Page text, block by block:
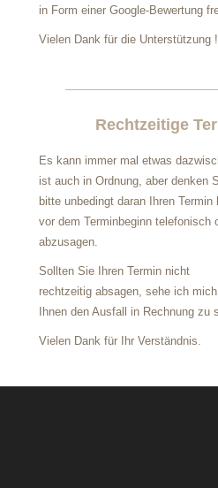
in Form einer Google-Bewertung
Vielen Dank für die Unterstützung !
Rechtzeitige
Es kann immer mal etwas
ist auch in Ordnung, aber denken
bitte unbedingt daran Ihren
vor dem Terminbeginn telefonisch
abzusagen.
Sollten Sie Ihren Termin nicht
rechtzeitig absagen, sehe ich
Ihnen den Ausfall in Rechnung zu
Vielen Dank für Ihr Verständnis.